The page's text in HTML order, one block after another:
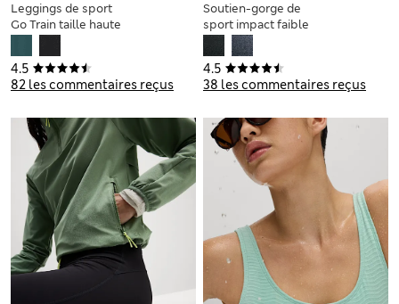
4.5
82 les commentaires reçus
Leggings de sport
Go Train taille haute
4.5
38 les commentaires reçus
Soutien-gorge de
sport impact faible
sans couture sans
armature